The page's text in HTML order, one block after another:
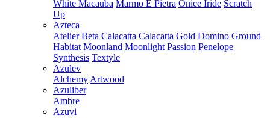
White Macauba Marmo E Pietra Onice Iride Scratch
Up
Azteca
Atelier Beta Calacatta Calacatta Gold Domino Ground
Habitat Moonland Moonlight Passion Penelope
Synthesis Textyle
Azulev
Alchemy Artwood
Azuliber
Ambre
Azuvi